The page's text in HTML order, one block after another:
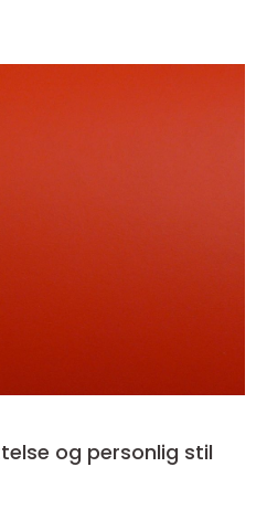
og personlig stil